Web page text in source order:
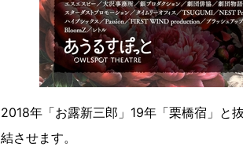
2018年「お露新三郎」19年「栗橋宿」と
結させます。